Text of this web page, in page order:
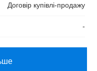
Договір купівлі-продажу
-